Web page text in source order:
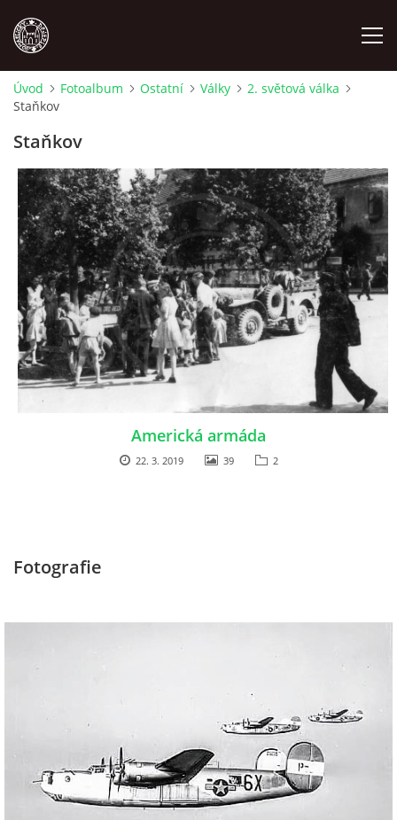
MÍSTOPIS
OSOBNOSTI
OSTATNÍ
ODKAZY
O NÁS
DŮL NA SLÍDU (NA KOLE)
Tento projekt je realizován za finanční podpory
města Domažlice.
Aktualizováno: 17. 7. 2026|Nahoru ↑
Úvod Fotoalbum Ostatní Války
2. světová válka
Staňkov
Staňkov
Americká armáda
22. 3. 2019 39 2
Fotografie